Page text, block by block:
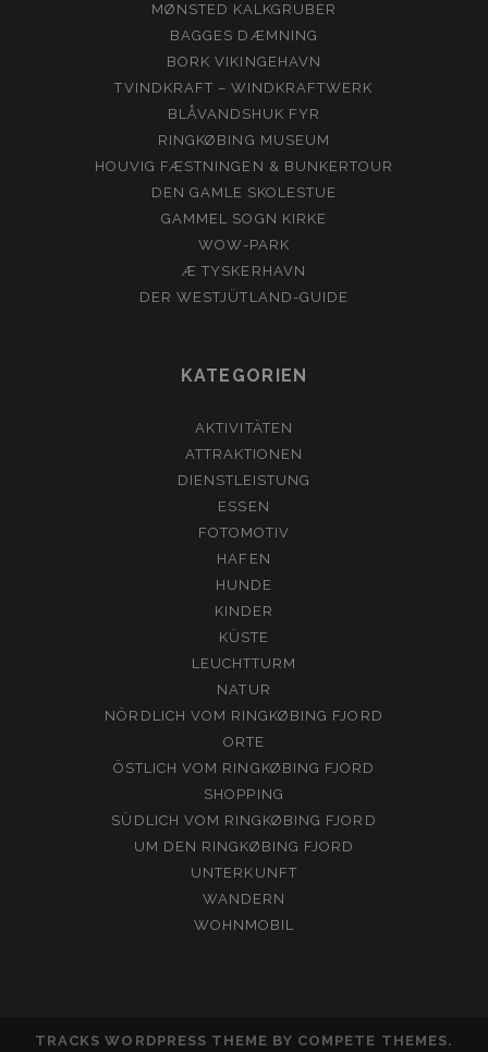
MØNSTED KALKGRUBER
BAGGES DÆMNING
BORK VIKINGEHAVN
TVINDKRAFT – WINDKRAFTWERK
BLÅVANDSHUK FYR
RINGKØBING MUSEUM
HOUVIG FÆSTNINGEN & BUNKERTOUR
DEN GAMLE SKOLESTUE
GAMMEL SOGN KIRKE
WOW-PARK
Æ TYSKERHAVN
DER WESTJÜTLAND-GUIDE
KATEGORIEN
AKTIVITÄTEN
ATTRAKTIONEN
DIENSTLEISTUNG
ESSEN
FOTOMOTIV
HAFEN
HUNDE
KINDER
KÜSTE
LEUCHTTURM
NATUR
NÖRDLICH VOM RINGKØBING FJORD
ORTE
ÖSTLICH VOM RINGKØBING FJORD
SHOPPING
SÜDLICH VOM RINGKØBING FJORD
UM DEN RINGKØBING FJORD
UNTERKUNFT
WANDERN
WOHNMOBIL
TRACKS WORDPRESS THEME BY COMPETE THEMES.